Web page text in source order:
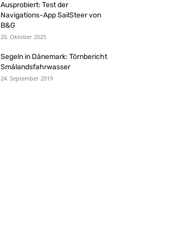
Ausprobiert: Test der
Navigations-App SailSteer von
B&G
20. Oktober 2025
Segeln in Dänemark: Törnbericht
Smålandsfahrwasser
24. September 2019